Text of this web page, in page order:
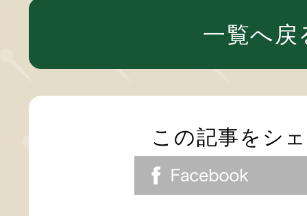
一覧へ戻
この記事をシ